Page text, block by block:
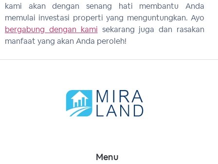
kami akan dengan senang hati membantu Anda
memulai investasi properti yang menguntungkan. Ayo
bergabung dengan kami sekarang juga dan rasakan
manfaat yang akan Anda peroleh!
Menu